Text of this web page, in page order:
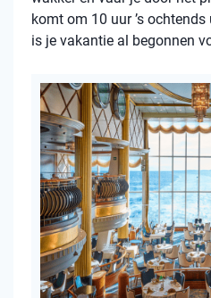
komt om 10 uur ’s
is je vakantie al begonnen